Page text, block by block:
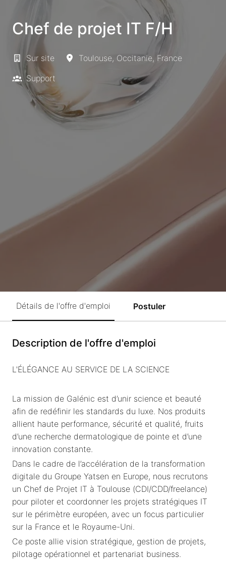
Chef de projet IT F/H
Sur site Toulouse, Occitanie, France
Support
Détails de l'offre d'emploi Postuler
Description de l'offre d'emploi
L'ÉLÉGANCE AU SERVICE DE LA SCIENCE
La mission de Galénic est d’unir science et beauté
afin de redéfinir les standards du luxe. Nos produits
allient haute performance, sécurité et qualité, fruits
d’une recherche dermatologique de pointe et d’une
innovation constante.
Dans le cadre de l’accélération de la transformation
digitale du Groupe Yatsen en Europe, nous recrutons
un Chef de Projet IT à Toulouse (CDI/CDD/freelance)
pour piloter et coordonner les projets stratégiques IT
sur le périmètre européen, avec un focus particulier
sur la France et le Royaume-Uni.
Ce poste allie vision stratégique, gestion de projets,
pilotage opérationnel et partenariat business.